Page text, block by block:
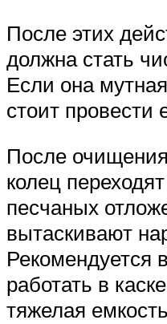
После этих
должна стать
Если она
стоит провести
После
колец
песчаных
вытаскивают
Рекомендуется
работать в
тяжелая